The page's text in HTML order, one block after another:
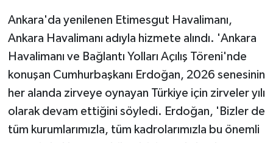
Ankara'da yenilenen Etimesgut Havalimanı,
Ankara Havalimanı adıyla hizmete alındı. 'Ankara
Havalimanı ve Bağlantı Yolları Açılış Töreni'nde
konuşan Cumhurbaşkanı Erdoğan, 2026 senesinin
her alanda zirveye oynayan Türkiye için zirveler yılı
olarak devam ettiğini söyledi. Erdoğan, 'Bizler de
tüm kurumlarımızla, tüm kadrolarımızla bu önemli